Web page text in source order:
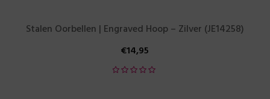
Stalen Oorbellen | Engraved Hoop – Zilver (JE14258)
€14,95